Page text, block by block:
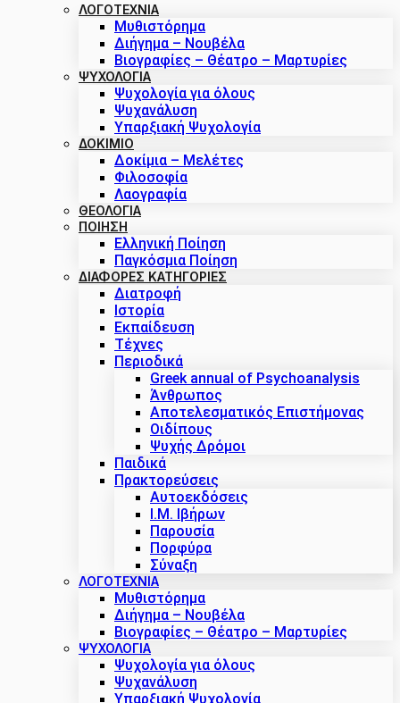
ΛΟΓΟΤΕΧΝΙΑ
Μυθιστόρημα
Διήγημα – Νουβέλα
Βιογραφίες – Θέατρο – Μαρτυρίες
ΨΥΧΟΛΟΓΙΑ
Ψυχολογία για όλους
Ψυχανάλυση
Υπαρξιακή Ψυχολογία
ΔΟΚΊΜΙΟ
Δοκίμια – Μελέτες
Φιλοσοφία
Λαογραφία
ΘΕΟΛΟΓΙΑ
ΠΟΙΗΣΗ
Ελληνική Ποίηση
Παγκόσμια Ποίηση
ΔΙΑΦΟΡΕΣ ΚΑΤΗΓΟΡΙΕΣ
Διατροφή
Ιστορία
Εκπαίδευση
Τέχνες
Περιοδικά
Greek annual of Psychoanalysis
Άνθρωπος
Αποτελεσματικός Επιστήμονας
Οιδίπους
Ψυχής Δρόμοι
Παιδικά
Πρακτoρεύσεις
Αυτοεκδόσεις
Ι.Μ. Ιβήρων
Παρουσία
Πορφύρα
Σύναξη
ΛΟΓΟΤΕΧΝΙΑ
Μυθιστόρημα
Διήγημα – Νουβέλα
Βιογραφίες – Θέατρο – Μαρτυρίες
ΨΥΧΟΛΟΓΙΑ
Ψυχολογία για όλους
Ψυχανάλυση
Υπαρξιακή Ψυχολογία